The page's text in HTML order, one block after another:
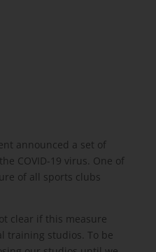
announced a set of
COVID-19 virus. One of
of all sports clubs
clear if this measure
training studios. To be